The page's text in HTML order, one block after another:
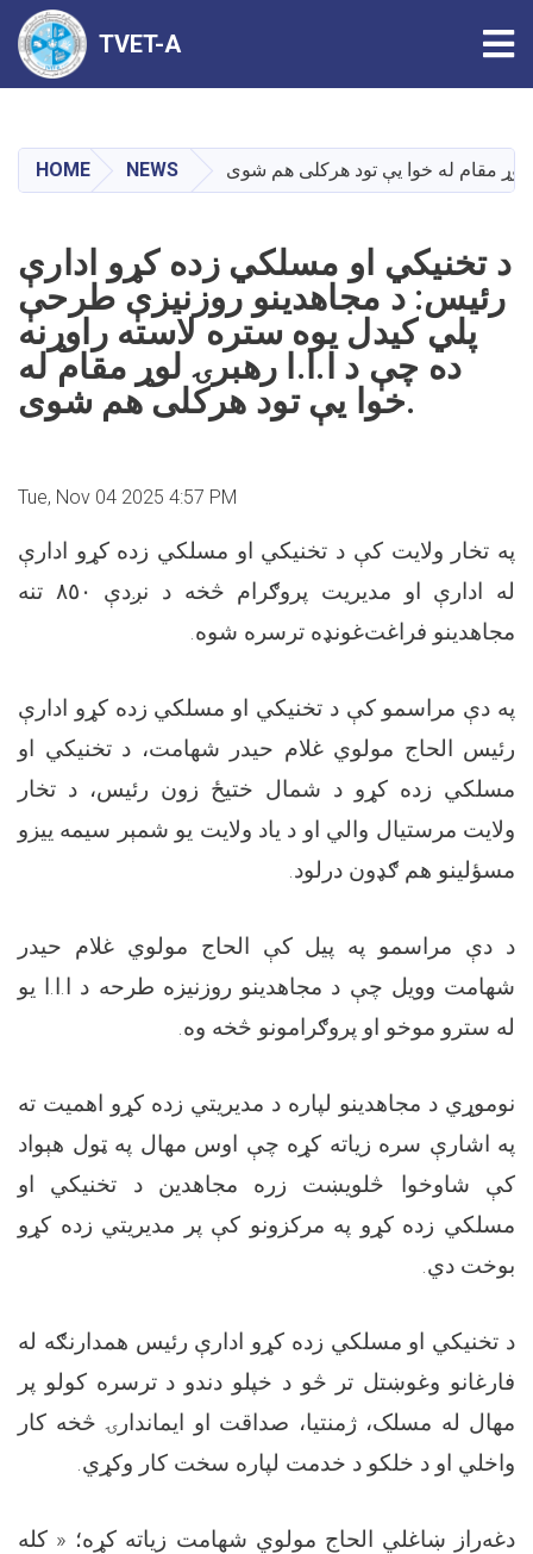
main
content
TVET-A
HOME NEWS
د تخنيکي او مسلکي زده کړو ادارې
رئیس: د مجاهدينو روزنیزې طرحې
پلي کیدل يوه ستره لاسته راوړنه
ده چې د ا.ا.ا رهبرۍ لوړ مقام له
خوا يې تود هرکلی هم شوی.
Tue, Nov 04 2025 4:57 PM
په تخار ولايت کې د تخنيکي او مسلکي زده کړو ادارې
له ادارې او مديريت پروګرام څخه د نږدې ٨٥٠ تنه
مجاهدينو فراغت‌غونډه ترسره شوه.
په دې مراسمو کې د تخنيکي او مسلکي زده کړو ادارې
رئیس الحاج مولوي غلام حيدر شهامت، د تخنيکي او
مسلکي زده کړو د شمال ختيځ زون رئيس، د تخار
ولايت مرستيال والي او د یاد ولايت يو شمېر سيمه ييزو
مسؤلینو هم ګډون درلود.
د دې مراسمو په پیل کې الحاج مولوي غلام حیدر
شهامت وویل چې د مجاهدینو روزنیزه طرحه د ا.ا.ا یو
له سترو موخو او پروګرامونو څخه وه.
نوموړي د مجاهدينو لپاره د مديريتي زده کړو اهميت ته
په اشارې سره زياته کړه چې اوس مهال په ټول هېواد
کې شاوخوا څلويښت زره مجاهدين د تخنيکي او
مسلکي زده کړو په مرکزونو کې پر مديريتي زده کړو
بوخت دي.
د تخنيکي او مسلکي زده کړو ادارې رئیس همدارنګه له
فارغانو وغوښتل تر څو د خپلو دندو د ترسره کولو پر
مهال له مسلک، ژمنتیا، صداقت او ایماندارۍ څخه کار
واخلي او د خلکو د خدمت لپاره سخت کار وکړي.
دغه‌راز ښاغلي الحاج مولوي شهامت زياته کړه؛ « کله